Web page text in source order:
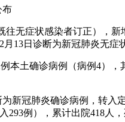
布
往无症状感染者订正），
13日诊断为新冠肺炎无症
本土确诊病例（病例4）
为新冠肺炎确诊病例，转
例），累计出院418人